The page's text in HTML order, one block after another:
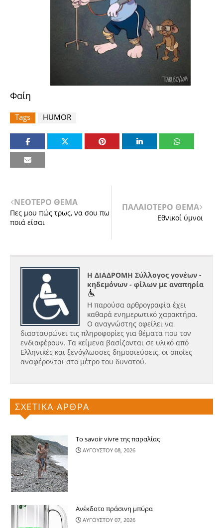
Φαίη
Tags HUMOR
ΝΕΟΤΕΡΟ ΘΕΜΑ
Πες μου πώς τρως, να σου πω
ποιά είσαι
ΠΑΛΑΙΟΤΕΡΟ ΘΕΜΑ
Εθνικοί ύμνοι
Η ΔΙΑΔΡΟΜΗ Σύλλογος γονέων -
κηδεμόνων - φίλων με αναπηρία
Η παρούσα αρθρογραφία έχει
καθαρά ενημερωτικό χαρακτήρα.
Ο αναγνώστης οφείλει να
διασταυρώνει τις πληροφορίες για θέματα που τον
ενδιαφέρουν. Τα κείμενα βασίζονται σε υλικό από
Ελληνικές και ξενόγλωσσες δημοσιεύσεις, οι οποίες
αναφέρονται στο μέτρο του δυνατού.
ΣΧΕΤΙΚΑ ΑΡΘΡΑ
Το savoir vivre της παραλίας
ΑΥΓΟΥΣΤΟΥ 08, 2026
Ανέκδοτο πράσινη μπύρα
ΑΥΓΟΥΣΤΟΥ 07, 2026